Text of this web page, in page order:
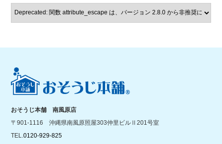
おそうじ本舗 南風原店
〒901-1116 沖縄県南風原照屋303仲里ビルⅡ201号室
TEL.0120-929-825